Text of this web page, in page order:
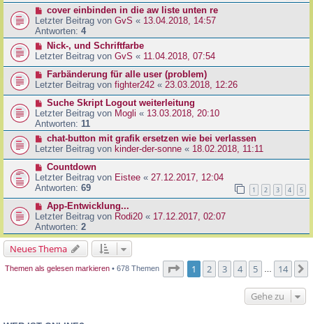
cover einbinden in die aw liste unten re
Letzter Beitrag von GvS « 13.04.2018, 14:57
Antworten: 4
Nick-, und Schriftfarbe
Letzter Beitrag von GvS « 11.04.2018, 07:54
Farbänderung für alle user (problem)
Letzter Beitrag von fighter242 « 23.03.2018, 12:26
Suche Skript Logout weiterleitung
Letzter Beitrag von Mogli « 13.03.2018, 20:10
Antworten: 11
chat-button mit grafik ersetzen wie bei verlassen
Letzter Beitrag von kinder-der-sonne « 18.02.2018, 11:11
Countdown
Letzter Beitrag von Eistee « 27.12.2017, 12:04
Antworten: 69 1 2 3 4 5
App-Entwicklung...
Letzter Beitrag von Rodi20 « 17.12.2017, 02:07
Antworten: 2
Neues Thema
Themen als gelesen markieren • 678 Themen Seite von
1 2 3 4 5 14
Gehe zu